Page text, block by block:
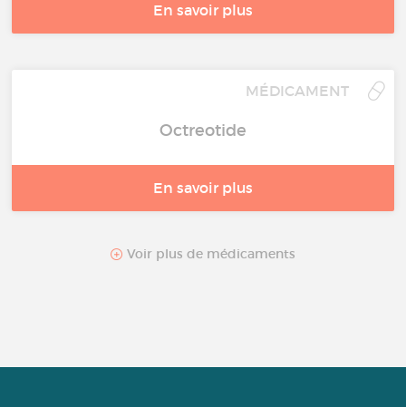
En savoir plus
MÉDICAMENT
Octreotide
En savoir plus
Voir plus de médicaments